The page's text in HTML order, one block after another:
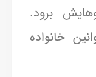
برود.
خانواده